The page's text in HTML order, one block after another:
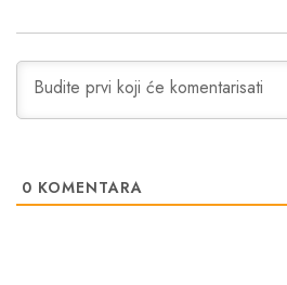
0 KOMENTARA